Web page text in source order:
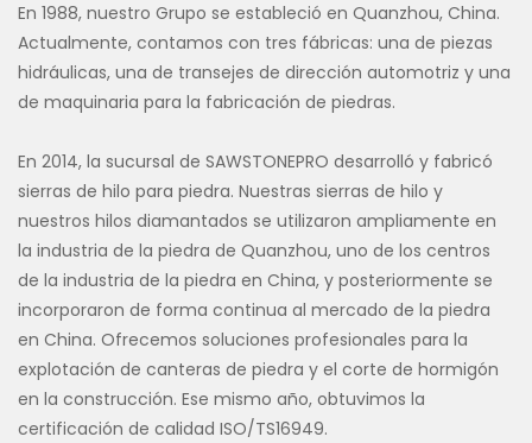
En 1988, nuestro Grupo se estableció en Quanzhou, China.
Actualmente, contamos con tres fábricas: una de piezas
hidráulicas, una de transejes de dirección automotriz y una
de maquinaria para la fabricación de piedras.
En 2014, la sucursal de SAWSTONEPRO desarrolló y fabricó
sierras de hilo para piedra. Nuestras sierras de hilo y
nuestros hilos diamantados se utilizaron ampliamente en
la industria de la piedra de Quanzhou, uno de los centros
de la industria de la piedra en China, y posteriormente se
incorporaron de forma continua al mercado de la piedra
en China. Ofrecemos soluciones profesionales para la
explotación de canteras de piedra y el corte de hormigón
en la construcción. Ese mismo año, obtuvimos la
certificación de calidad ISO/TS16949.